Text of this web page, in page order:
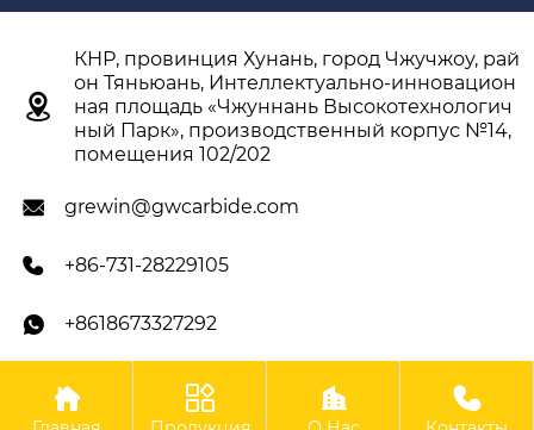

КНР, провинция Хунань, город Чжучжоу, рай
он Тяньюань, Интеллектуально-инновацион
ная площадь «Чжуннань Высокотехнологич
ный Парк», производственный корпус №14,
помещения 102/202
 grewin@gwcarbide.com
 +86-731-28229105
 +8618673327292
Авторское право ©ООО Чжучжоу Гэвэй
   